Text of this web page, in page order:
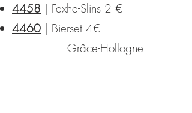
4458 | Fexhe-Slins 2 €
4460 | Bierset 4€
Grâce-Hollogne